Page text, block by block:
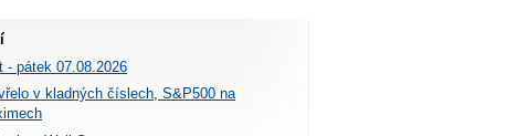
- pátek 07.08.2026
v kladných číslech, S&P500 na